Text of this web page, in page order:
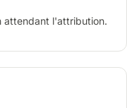
attendant l'attribution.